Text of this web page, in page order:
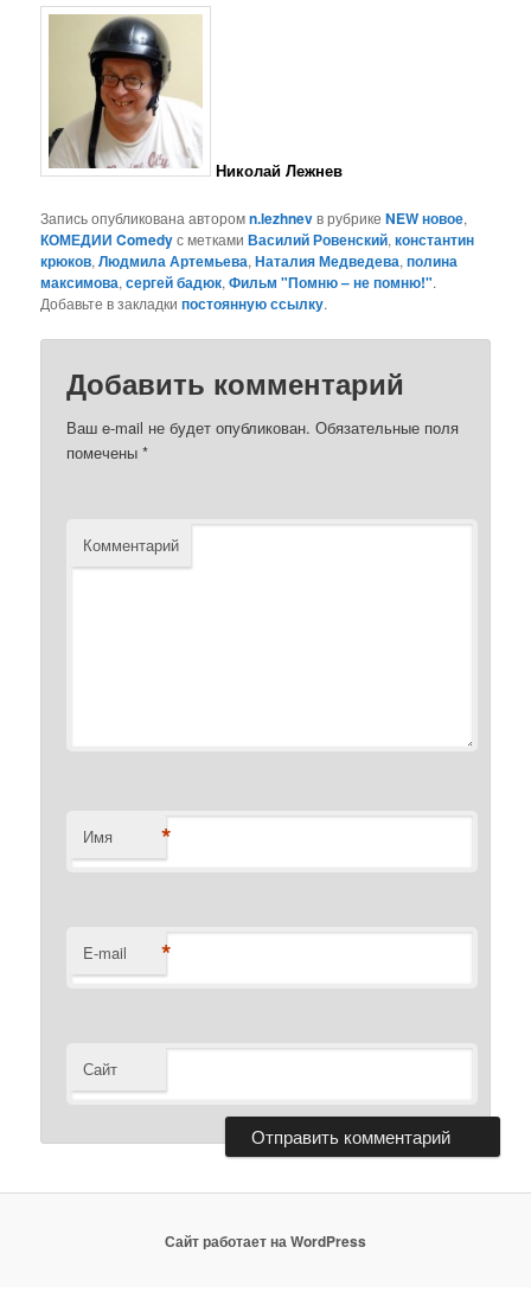
Николай Лежнев
Запись опубликована авторомn.lezhnevв рубрикеNEW новое,
КОМЕДИИ Comedyс меткамиВасилий Ровенский,константин
крюков,Людмила Артемьева,Наталия Медведева,полина
максимова,сергей бадюк,Фильм "Помню – не помню!".
Добавьте в закладкипостоянную ссылку.
Добавить комментарий
Ваш e-mail не будет опубликован. Обязательные поля
помечены*
Комментарий
Имя *
E-mail *
Сайт
Сайт работает на WordPress